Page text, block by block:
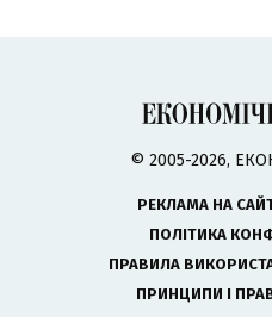
© 2005-2026,
РЕКЛАМА НА
ПОЛІТИКА
ПРАВИЛА
ПРИНЦИПИ І